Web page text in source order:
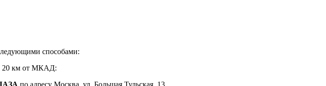
способами:
20 км от МКАД:
по адресу Москва, ул. Большая Тульская, 13.